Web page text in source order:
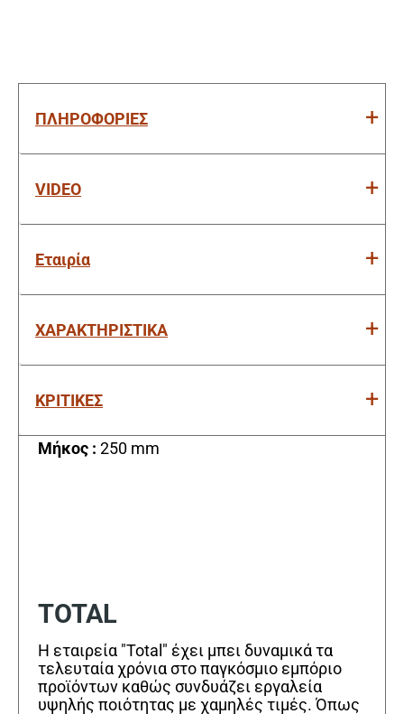
ΠΛΗΡΟΦΟΡΙΕΣ
VIDEO
Εταιρία
ΧΑΡΑΚΤΗΡΙΣΤΙΚΑ
ΚΡΙΤΙΚΕΣ
Μήκος : 250 mm
TOTAL
Η εταιρεία "Total" έχει μπει δυναμικά τα
τελευταία χρόνια στο παγκόσμιο εμπόριο
προϊόντων καθώς συνδυάζει εργαλεία
υψηλής ποιότητας με χαμηλές τιμές. Όπως